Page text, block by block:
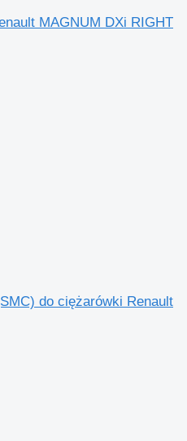
MAGNUM DXi RIGHT
do ciężarówki Renault